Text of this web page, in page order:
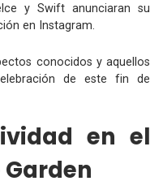
y Swift anunciaran su
en Instagram.
conocidos y aquellos
de este fin de
en el